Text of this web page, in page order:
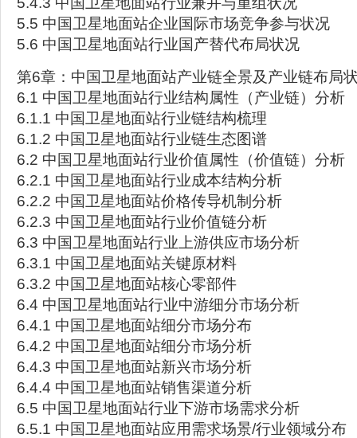
5.5 中国卫星地面站企业国际市场竞争参与状况
5.6 中国卫星地面站行业国产替代布局状况
第6章：中国卫星地面站产业链全景及产业链布局
6.1 中国卫星地面站行业结构属性（产业链）分析
6.1.1 中国卫星地面站行业链结构梳理
6.1.2 中国卫星地面站行业链生态图谱
6.2 中国卫星地面站行业价值属性（价值链）分析
6.2.1 中国卫星地面站行业成本结构分析
6.2.2 中国卫星地面站价格传导机制分析
6.2.3 中国卫星地面站行业价值链分析
6.3 中国卫星地面站行业上游供应市场分析
6.3.1 中国卫星地面站关键原材料
6.3.2 中国卫星地面站核心零部件
6.4 中国卫星地面站行业中游细分市场分析
6.4.1 中国卫星地面站细分市场分布
6.4.2 中国卫星地面站细分市场分析
6.4.3 中国卫星地面站新兴市场分析
6.4.4 中国卫星地面站销售渠道分析
6.5 中国卫星地面站行业下游市场需求分析
6.5.1 中国卫星地面站应用需求场景/行业领域分布